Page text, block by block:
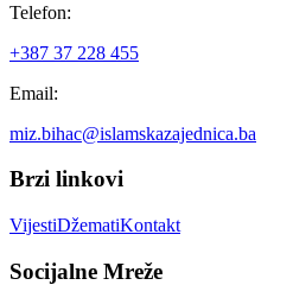
Telefon:
+387 37 228 455
Email:
miz.bihac@islamskazajednica.ba
Brzi linkovi
VijestiDžematiKontakt
Socijalne Mreže